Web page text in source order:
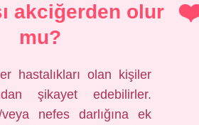
akciğerden olur
mu?
hastalıkları olan kişiler
şikayet edebilirler.
nefes darlığına ek